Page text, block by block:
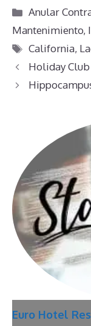
Categorías
Anular
Mantenimiento,
Etiquetas
California,
Holiday
Euro Hotel